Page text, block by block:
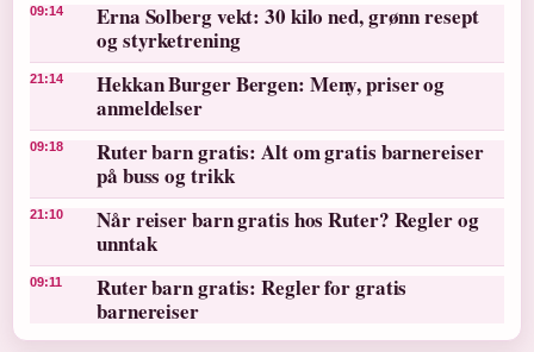
09:14
Erna Solberg vekt: 30 kilo ned, grønn resept
og styrketrening
21:14
Hekkan Burger Bergen: Meny, priser og
anmeldelser
09:18
Ruter barn gratis: Alt om gratis barnereiser
på buss og trikk
21:10
Når reiser barn gratis hos Ruter? Regler og
unntak
09:11
Ruter barn gratis: Regler for gratis
barnereiser